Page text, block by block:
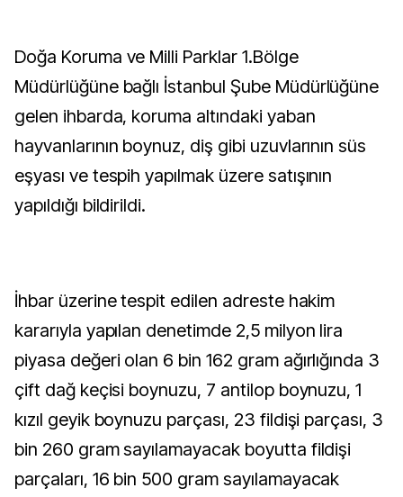
Doğa Koruma ve Milli Parklar 1.Bölge
Müdürlüğüne bağlı İstanbul Şube Müdürlüğüne
gelen ihbarda, koruma altındaki yaban
hayvanlarının boynuz, diş gibi uzuvlarının süs
eşyası ve tespih yapılmak üzere satışının
yapıldığı bildirildi.
İhbar üzerine tespit edilen adreste hakim
kararıyla yapılan denetimde 2,5 milyon lira
piyasa değeri olan 6 bin 162 gram ağırlığında 3
çift dağ keçisi boynuzu, 7 antilop boynuzu, 1
kızıl geyik boynuzu parçası, 23 fildişi parçası, 3
bin 260 gram sayılamayacak boyutta fildişi
parçaları, 16 bin 500 gram sayılamayacak